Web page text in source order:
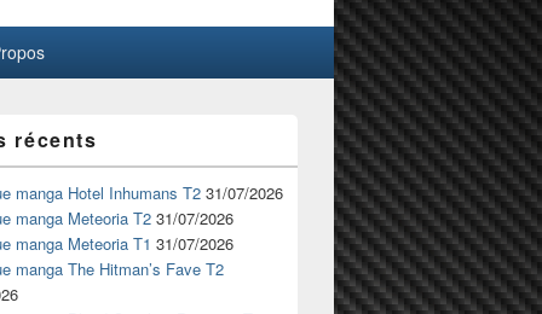
récents
manga Hotel Inhumans T2 31/07/2026
manga Meteoria T2 31/07/2026
manga Meteoria T1 31/07/2026
manga The Hitman’s Fave T2